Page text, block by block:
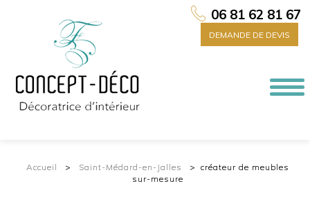
06 81 62 81 67
DEMANDE DE DEVIS
Accueil Saint-Médard-en-Jalles
créateur de meubles
sur-mesure